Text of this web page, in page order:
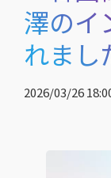
澤のイ
れまし
2026/03/26